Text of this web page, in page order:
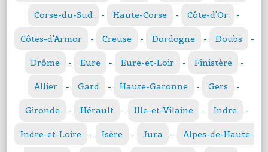
Corse-du-Sud - Haute-Corse - Côte-d'Or -
Côtes-d'Armor - Creuse - Dordogne - Doubs -
Drôme - Eure - Eure-et-Loir - Finistère -
Allier - Gard - Haute-Garonne - Gers -
Gironde - Hérault - Ille-et-Vilaine - Indre -
Indre-et-Loire - Isère - Jura - Alpes-de-Haute-